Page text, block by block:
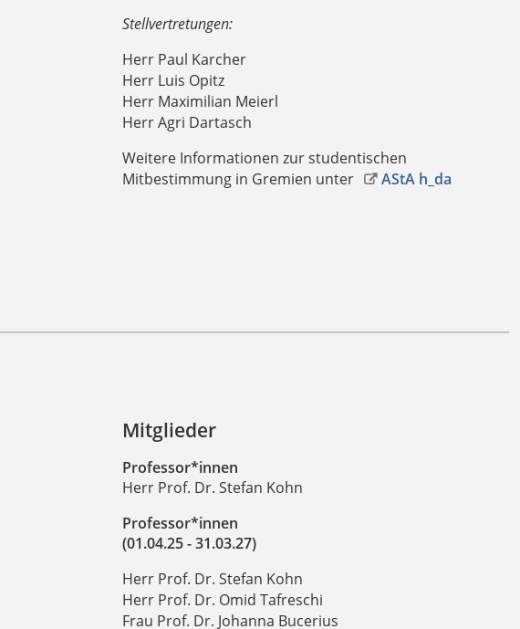
Stellvertretungen:
Herr Paul Karcher
Herr Luis Opitz
Herr Maximilian Meierl
Herr Agri Dartasch
Weitere Informationen zur studentischen
Mitbestimmung in Gremien unter
AStA h_da
Mitglieder
Professor*innen
Herr Prof. Dr. Stefan Kohn
Professor*innen
(01.04.25 - 31.03.27)
Herr Prof. Dr. Stefan Kohn
Herr Prof. Dr. Omid Tafreschi
Frau Prof. Dr. Johanna Bucerius